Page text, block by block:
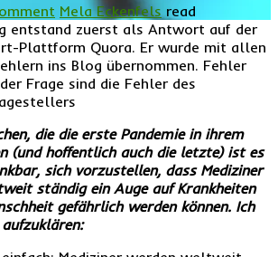
Mela Eckenfels read
entstand zuerst als Antwort auf der
Plattform Quora. Er wurde mit allen
ins Blog übernommen. Fehler
Frage sind die Fehler des
die die erste Pandemie in ihrem
(und hoffentlich auch die letzte) ist es
sich vorzustellen, dass Mediziner
ständig ein Auge auf Krankheiten
gefährlich werden können. Ich